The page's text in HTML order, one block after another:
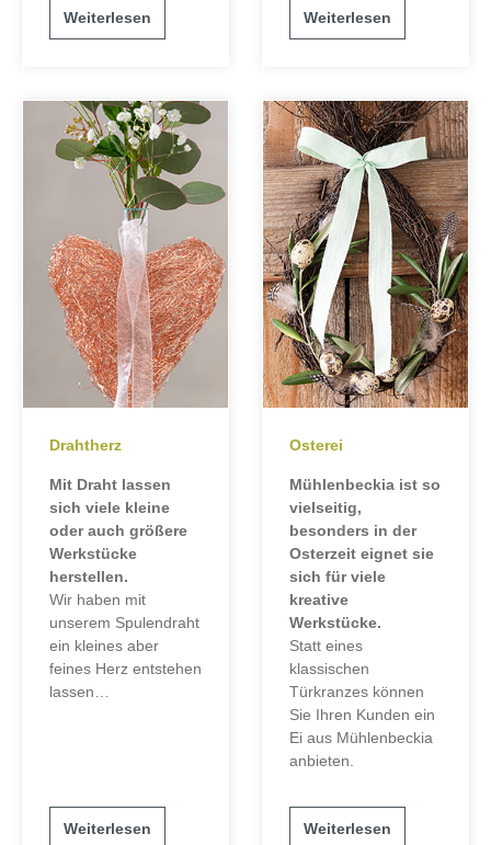
Weiterlesen Weiterlesen
Drahtherz
Mit Draht lassen
sich viele kleine
oder auch größere
Werkstücke
herstellen.
Wir haben mit
unserem Spulendraht
ein kleines aber
feines Herz entstehen
lassen…
Weiterlesen
Osterei
Mühlenbeckia ist so
vielseitig,
besonders in der
Osterzeit eignet sie
sich für viele
kreative
Werkstücke.
Statt eines
klassischen
Türkranzes können
Sie Ihren Kunden ein
Ei aus Mühlenbeckia
anbieten.
Weiterlesen